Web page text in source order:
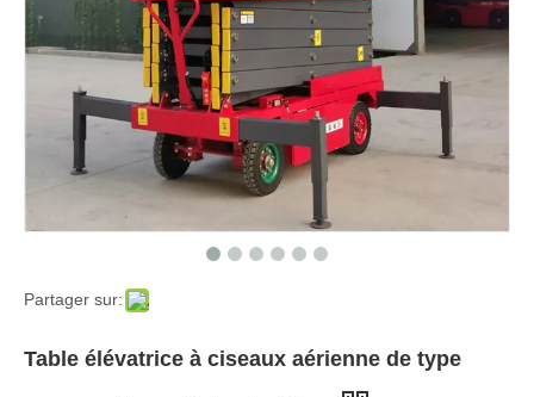
Partager sur:
Table élévatrice à ciseaux aérienne de type